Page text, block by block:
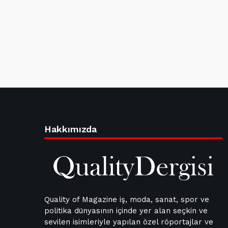
Hakkımızda
Quality of Magazine iş, moda, sanat, spor ve
politika dünyasının içinde yer alan seçkin ve
sevilen isimleriyle yapılan özel röportajlar ve